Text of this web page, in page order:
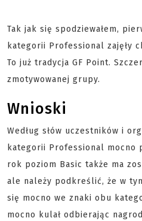
Tak jak się spodziewałem,
kategorii Professional zajęły
To już tradycja GF Point.
zmotywowanej grupy.
Wnioski
Według słów uczestników i
kategorii Professional mocno
rok poziom Basic także ma
ale należy podkreślić, że w
się mocno we znaki obu
mocno kulał odbierając